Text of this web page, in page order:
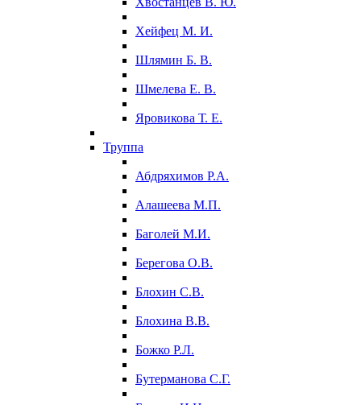
Хейфец М. И.
Шлямин Б. В.
Шмелева Е. В.
Яровикова Т. Е.
Труппа
Абдряхимов Р.А.
Алашеева М.П.
Баголей М.И.
Берегова О.В.
Блохин С.В.
Блохина В.В.
Божко Р.Л.
Бутерманова С.Г.